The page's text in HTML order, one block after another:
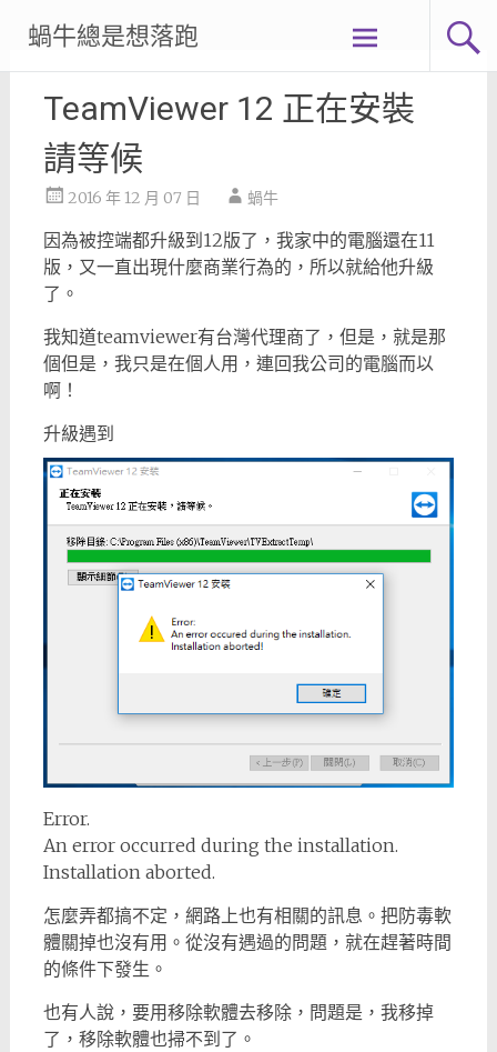
content
蝸牛總是想落跑
TeamViewer 12 正在安裝
請等候
2016 年 12 月 07 日 蝸牛
因為被控端都升級到12版了，我家中的電腦還在11
版，又一直出現什麼商業行為的，所以就給他升級
了。
我知道teamviewer有台灣代理商了，但是，就是那
個但是，我只是在個人用，連回我公司的電腦而以
啊！
升級遇到
Error.
An error occurred during the installation.
Installation aborted.
怎麼弄都搞不定，網路上也有相關的訊息。把防毒軟
體關掉也沒有用。從沒有遇過的問題，就在趕著時間
的條件下發生。
也有人說，要用移除軟體去移除，問題是，我移掉
了，移除軟體也掃不到了。